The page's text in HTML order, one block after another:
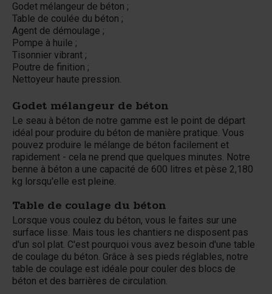
Godet mélangeur de béton ;
Table de coulée du béton ;
Agent de démoulage ;
Pompe à huile ;
Tisonnier vibrant ;
Poutre de finition ;
Nettoyeur haute pression.
Godet mélangeur de béton
Le seau à béton de notre gamme est le point de départ
idéal pour produire du béton de manière pratique. Vous
pouvez produire le mélange de béton facilement et
rapidement - cela ne prend que quelques minutes. Notre
benne à béton a une capacité de 600 litres et pèse 2,180
kg lorsqu'elle est pleine.
Table de coulage du béton
Lorsque vous coulez du béton, vous le faites sur une
surface lisse. Mais tous les chantiers ne disposent pas
d'un sol plat. C'est pourquoi vous avez besoin d'une table
de coulage du béton. Grâce à ses pieds réglables, notre
table de coulage est idéale pour couler des blocs de
béton et des barrières de circulation.